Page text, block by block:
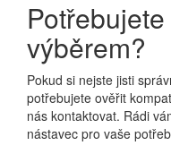
výběrem?
Pokud si nejste jisti
potřebujete ověřit
nás kontaktovat. Rádi
nástavec pro vaše